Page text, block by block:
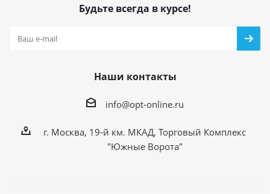
Будьте всегда в курсе!
Наши контакты
info@opt-online.ru
г. Москва, 19-й км. МКАД, Торговый Комплекс
"Южные Ворота"